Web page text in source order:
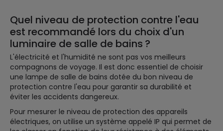
Quel niveau de protection contre l'eau
est recommandé lors du choix d'un
luminaire de salle de bains ?
L'électricité et l'humidité ne sont pas vos meilleurs
compagnons de voyage. Il est donc essentiel de choisir
une lampe de salle de bains dotée du bon niveau de
protection contre l'eau pour garantir sa durabilité et
éviter les accidents dangereux.
Pour mesurer le niveau de protection des appareils
électriques, on utilise un système appelé IP qui permet de